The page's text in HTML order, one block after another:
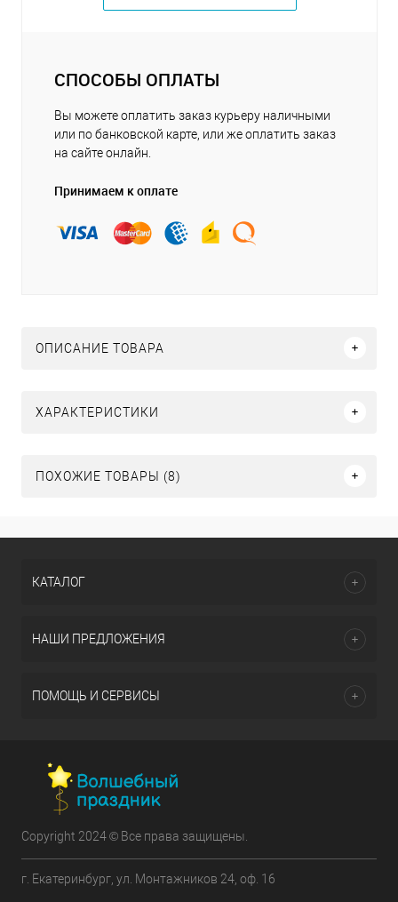
СПОСОБЫ ОПЛАТЫ
Вы можете оплатить заказ курьеру наличными
или по банковской карте, или же оплатить заказ
на сайте онлайн.
Принимаем к оплате
ОПИСАНИЕ ТОВАРА
ХАРАКТЕРИСТИКИ
ПОХОЖИЕ ТОВАРЫ (8)
КАТАЛОГ
НАШИ ПРЕДЛОЖЕНИЯ
ПОМОЩЬ И СЕРВИСЫ
Copyright 2024 © Все права защищены.
г. Екатеринбург, ул. Монтажников 24, оф. 16